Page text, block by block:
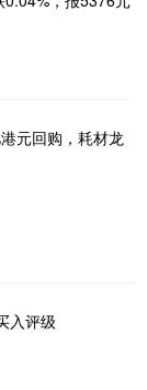
元回购，耗材龙
入评级